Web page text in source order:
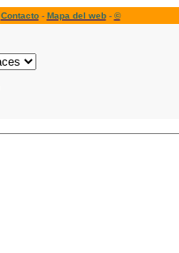
Contacto - Mapa del web - ©